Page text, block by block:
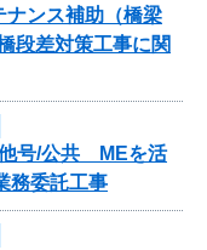
ンス補助（橋梁
段差対策工事に関
他号/公共 MEを活
務委託工事